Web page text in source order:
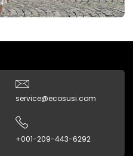
service@ecosusi.com
+001-209-443-6292